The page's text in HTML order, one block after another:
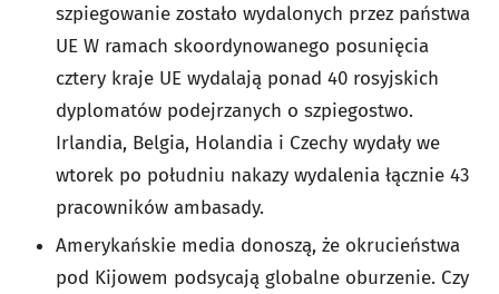
szpiegowanie zostało wydalonych przez państwa
UE W ramach skoordynowanego posunięcia
cztery kraje UE wydalają ponad 40 rosyjskich
dyplomatów podejrzanych o szpiegostwo.
Irlandia, Belgia, Holandia i Czechy wydały we
wtorek po południu nakazy wydalenia łącznie 43
pracowników ambasady.
Amerykańskie media donoszą, że okrucieństwa
pod Kijowem podsycają globalne oburzenie. Czy